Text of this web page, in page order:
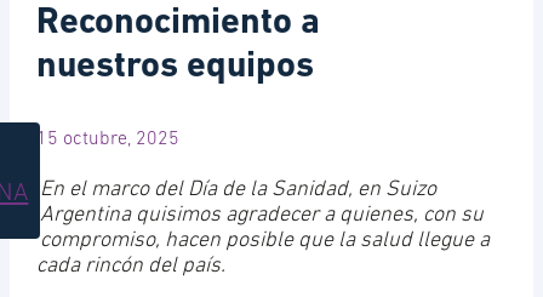
Reconocimiento a
nuestros equipos
15 octubre, 2025
En el marco del Día de la Sanidad, en Suizo
Argentina quisimos agradecer a quienes, con su
compromiso, hacen posible que la salud llegue a
cada rincón del país.